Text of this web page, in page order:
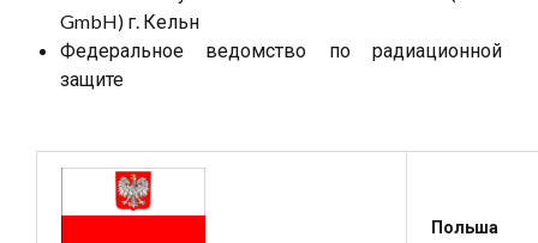
GmbH) г. Кельн
Федеральное ведомство по радиационной
защите
Польша